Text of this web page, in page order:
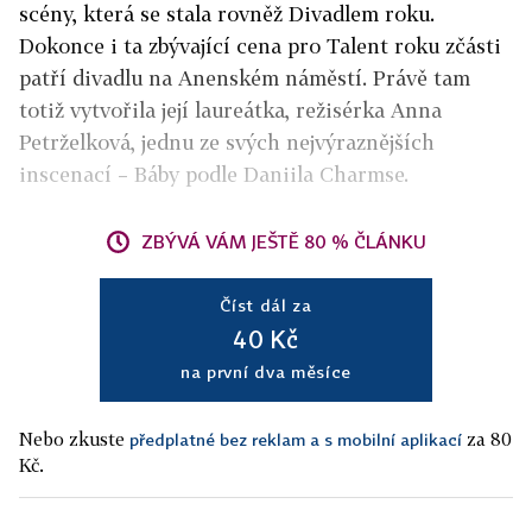
scény, která se stala rovněž Divadlem roku.
Dokonce i ta zbývající cena pro Talent roku zčásti
patří divadlu na Anenském náměstí. Právě tam
totiž vytvořila její laureátka, režisérka Anna
Petrželková, jednu ze svých nejvýraznějších
inscenací – Báby podle Daniila Charmse.
ZBÝVÁ VÁM JEŠTĚ 80 % ČLÁNKU
Číst dál za
40 Kč
na první dva měsíce
Nebo zkuste předplatné bez reklam a s mobilní aplikací za 80
Kč.